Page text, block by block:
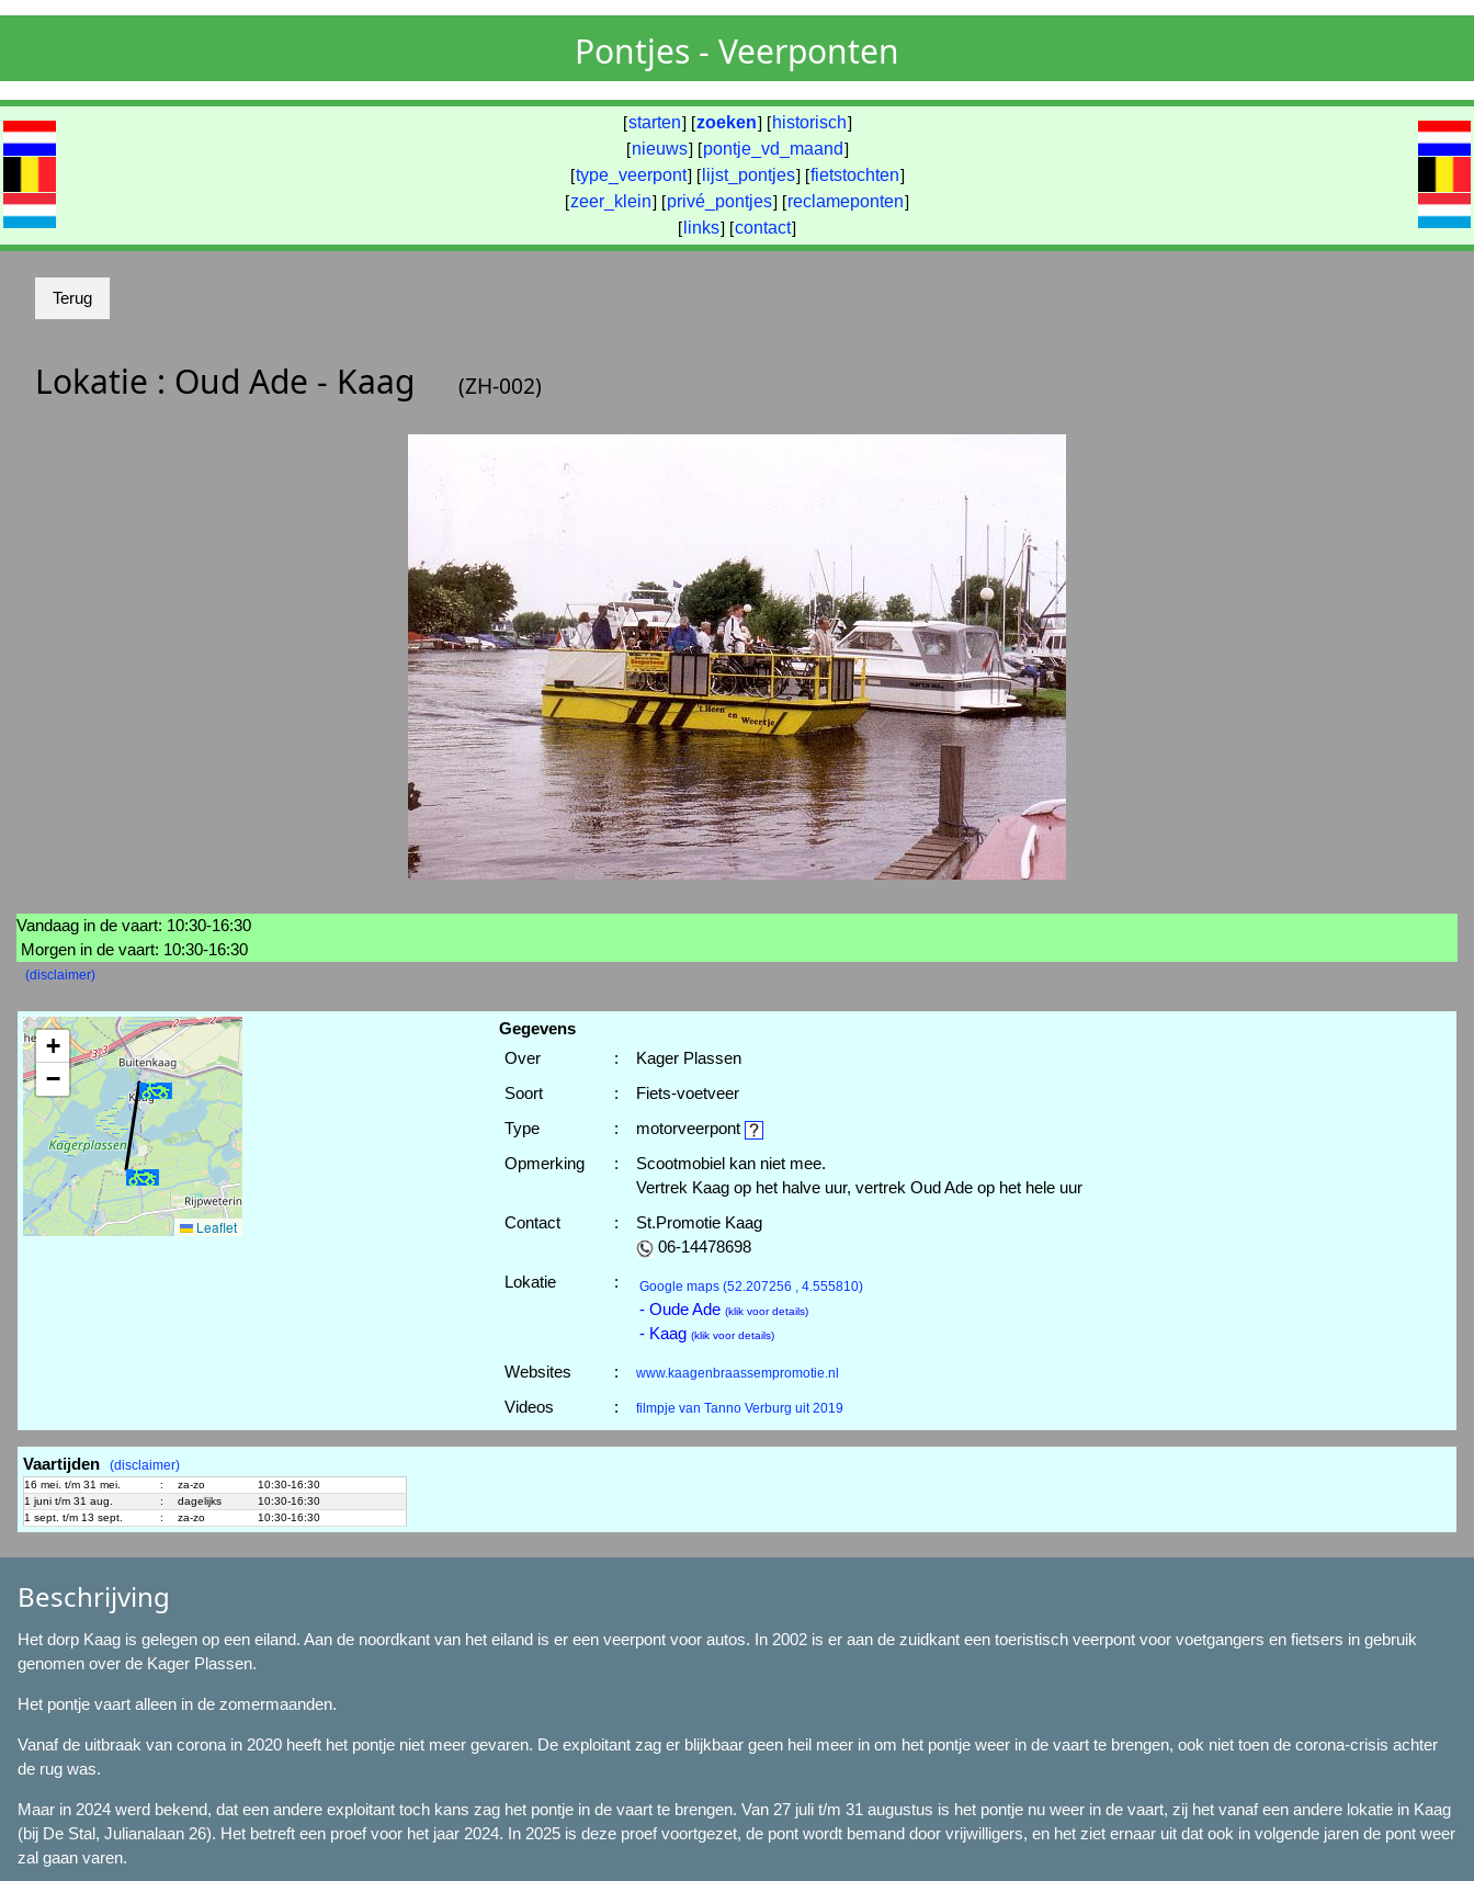
Pontjes - Veerponten
[starten] [zoeken] [ historisch]
[nieuws] [pontje_vd_maand]
[type_veerpont] [ lijst_pontjes] [fietstochten]
[zeer_klein] [privé_pontjes] [reclameponten]
[ links] [contact]
Lokatie : Oud Ade - Kaag (ZH-002)
Vandaag in de vaart: 10:30-16:30
Morgen in de vaart: 10:30-16:30
(disclaimer)
+
−
Leaflet
Gegevens
Over
:
Kager Plassen
Soort
:
Fiets-voetveer
Type
:
motorveerpont
Opmerking
:
Scootmobiel kan niet mee.
Vertrek Kaag op het halve uur, vertrek Oud Ade op het hele uur
Contact
:
St.Promotie Kaag
06-14478698
Lokatie
: Google maps (52.207256 , 4.555810)
- Oude Ade (klik voor details)
- Kaag (klik voor details)
Websites : www.kaagenbraassempromotie.nl
Videos : filmpje van Tanno Verburg uit 2019
Vaartijden (disclaimer)
16 mei. t/m 31 mei. : za-zo
10:30-16:30
1 juni t/m 31 aug.
: dagelijks
10:30-16:30
1 sept. t/m 13 sept.
: za-zo 10:30-16:30
Beschrijving
Het dorp Kaag is gelegen op een eiland. Aan de noordkant van het eiland is er een veerpont voor autos. In 2002 is er aan de zuidkant een toeristisch veerpont voor voetgangers en fietsers in gebruik
genomen over de Kager Plassen.
Het pontje vaart alleen in de zomermaanden.
Vanaf de uitbraak van corona in 2020 heeft het pontje niet meer gevaren. De exploitant zag er blijkbaar geen heil meer in om het pontje weer in de vaart te brengen, ook niet toen de corona-crisis achter
de rug was.
Maar in 2024 werd bekend, dat een andere exploitant toch kans zag het pontje in de vaart te brengen. Van 27 juli t/m 31 augustus is het pontje nu weer in de vaart, zij het vanaf een andere lokatie in Kaag
(bij De Stal, Julianalaan 26). Het betreft een proef voor het jaar 2024. In 2025 is deze proef voortgezet, de pont wordt bemand door vrijwilligers, en het ziet ernaar uit dat ook in volgende jaren de pont weer
zal gaan varen.